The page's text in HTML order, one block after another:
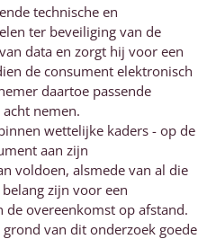
technische en
ter beveiliging van de
data en zorgt hij voor een
de consument elektronisch
daartoe passende
nemen.
wettelijke kaders - op de
aan zijn
voldoen, alsmede van al die
zijn voor een
de overeenkomst op afstand.
van dit onderzoek goede